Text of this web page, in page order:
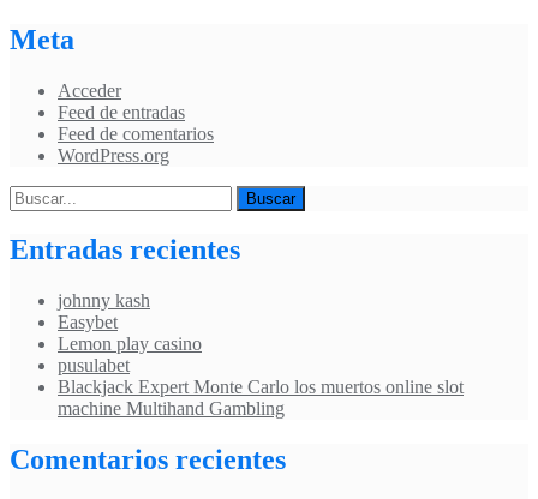
Meta
Acceder
Feed de entradas
Feed de comentarios
WordPress.org
Entradas recientes
johnny kash
Easybet
Lemon play casino
pusulabet
Blackjack Expert Monte Carlo los muertos online slot
machine Multihand Gambling
Comentarios recientes